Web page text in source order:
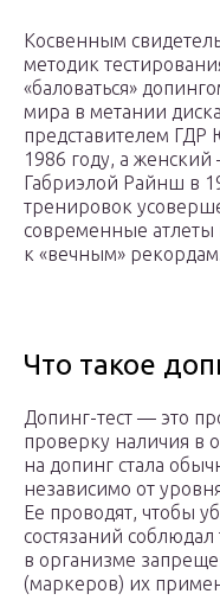
Косвенным
методик
«баловаться»
мира в метании
представителем
1986 году, а
Габриэлой Райнш в
тренировок
современные атлеты
к «вечным»
Что такое
Допинг-тест — это
проверку наличия в
на допинг стала
независимо от
Ее проводят, чтобы
состязаний
в организме
(маркеров) их